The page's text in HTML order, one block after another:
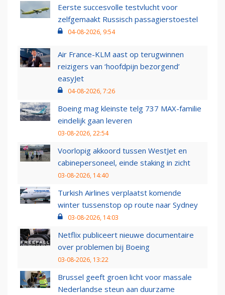
Eerste succesvolle testvlucht voor
zelfgemaakt Russisch passagierstoestel
04-08-2026, 9:54
Air France-KLM aast op terugwinnen
reizigers van ‘hoofdpijn bezorgend’
easyJet
04-08-2026, 7:26
Boeing mag kleinste telg 737 MAX-familie
eindelijk gaan leveren
03-08-2026, 22:54
Voorlopig akkoord tussen WestJet en
cabinepersoneel, einde staking in zicht
03-08-2026, 14:40
Turkish Airlines verplaatst komende
winter tussenstop op route naar Sydney
03-08-2026, 14:03
Netflix publiceert nieuwe documentaire
over problemen bij Boeing
03-08-2026, 13:22
Brussel geeft groen licht voor massale
Nederlandse steun aan duurzame